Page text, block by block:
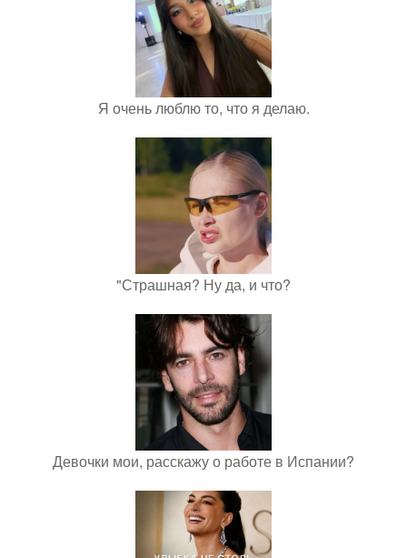
Я очень люблю то, что я делаю.
"Страшная? Ну да, и что?
Девочки мои, расскажу о работе в Испании?